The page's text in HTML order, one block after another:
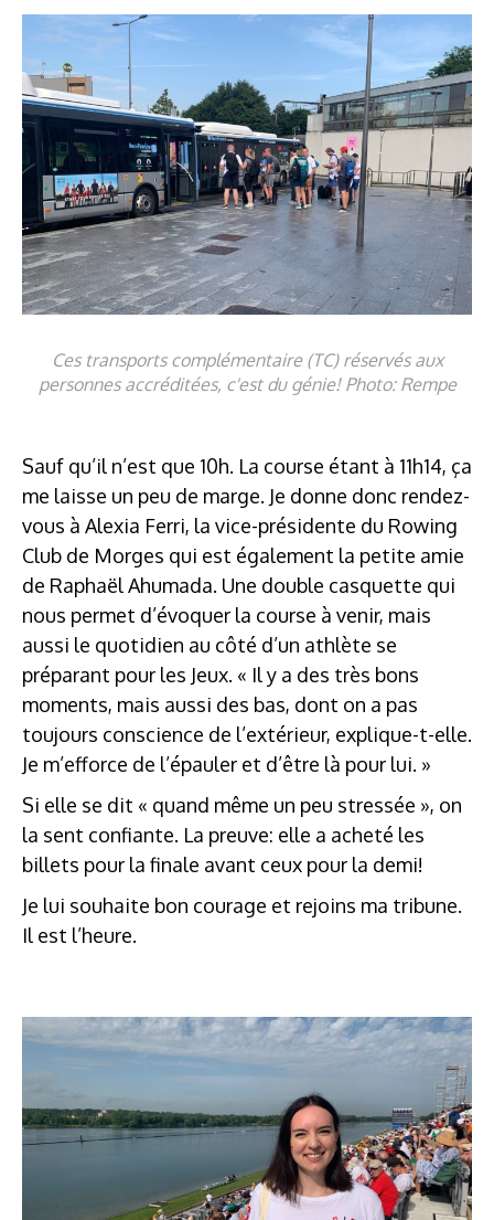
Ces transports complémentaire (TC) réservés aux
personnes accréditées, c'est du génie! Photo: Rempe
Sauf qu’il n’est que 10h. La course étant à 11h14, ça
me laisse un peu de marge. Je donne donc rendez-
vous à Alexia Ferri, la vice-présidente du Rowing
Club de Morges qui est également la petite amie
de Raphaël Ahumada. Une double casquette qui
nous permet d’évoquer la course à venir, mais
aussi le quotidien au côté d’un athlète se
préparant pour les Jeux. « Il y a des très bons
moments, mais aussi des bas, dont on a pas
toujours conscience de l’extérieur, explique-t-elle.
Je m’efforce de l’épauler et d’être là pour lui. »
Si elle se dit « quand même un peu stressée », on
la sent confiante. La preuve: elle a acheté les
billets pour la finale avant ceux pour la demi!
Je lui souhaite bon courage et rejoins ma tribune.
Il est l’heure.